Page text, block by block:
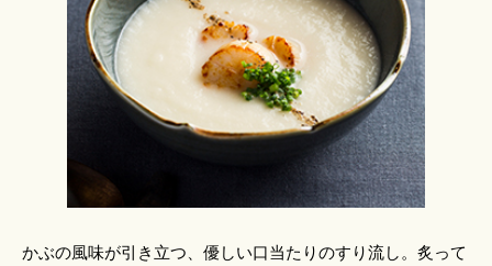
かぶの風味が引き立つ、優しい口当たりのすり流し。炙って